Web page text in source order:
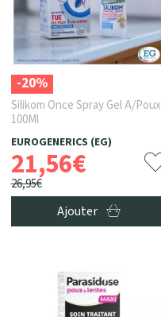
-20%
Silikom Once Spray Gel A/Poux
100Ml
EUROGENERICS (EG)
21,56€
26,95€
Ajouter